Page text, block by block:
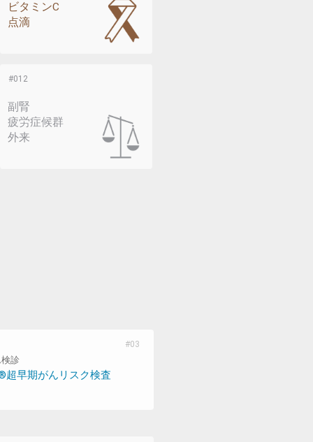
ビタミンC
点滴
副腎
疲労症候群
外来
診
超早期がんリスク検査